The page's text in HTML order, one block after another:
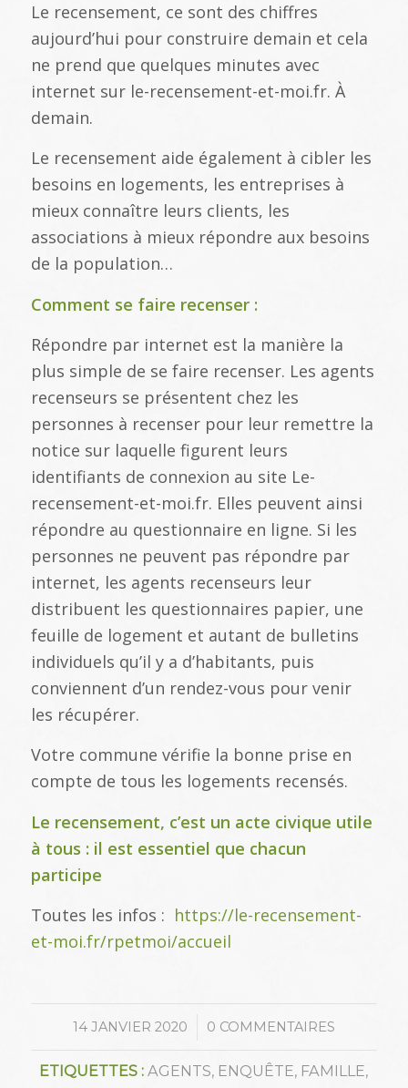
Le recensement, ce sont des chiffres
aujourd’hui pour construire demain et cela
ne prend que quelques minutes avec
internet sur le-recensement-et-moi.fr. À
demain.
Le recensement aide également à cibler les
besoins en logements, les entreprises à
mieux connaître leurs clients, les
associations à mieux répondre aux besoins
de la population…
Comment se faire recenser :
Répondre par internet est la manière la
plus simple de se faire recenser. Les agents
recenseurs se présentent chez les
personnes à recenser pour leur remettre la
notice sur laquelle figurent leurs
identifiants de connexion au site Le-
recensement-et-moi.fr. Elles peuvent ainsi
répondre au questionnaire en ligne. Si les
personnes ne peuvent pas répondre par
internet, les agents recenseurs leur
distribuent les questionnaires papier, une
feuille de logement et autant de bulletins
individuels qu’il y a d’habitants, puis
conviennent d’un rendez-vous pour venir
les récupérer.
Votre commune vérifie la bonne prise en
compte de tous les logements recensés.
Le recensement, c’est un acte civique utile
à tous : il est essentiel que chacun
participe
Toutes les infos : https://le-recensement-
et-moi.fr/rpetmoi/accueil
14 JANVIER 2020
/ 0 COMMENTAIRES
ETIQUETTES : AGENTS, ENQUÊTE, FAMILLE,